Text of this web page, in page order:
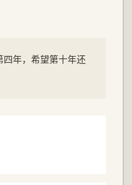
四年，希望第十年还